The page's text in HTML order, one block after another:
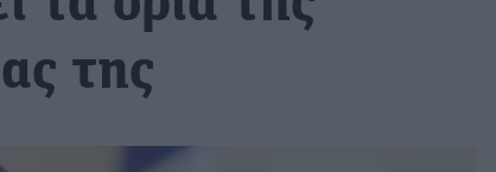
της